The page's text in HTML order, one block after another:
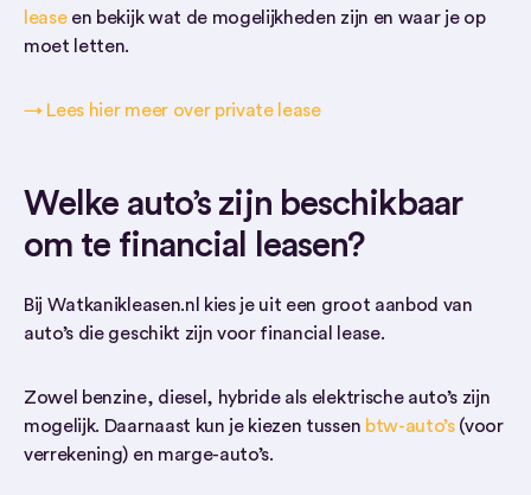
leaseen bekijk wat de mogelijkheden zijn en waar je op
moet letten.
→ Lees hier meer over private lease
Welke auto’s zijn beschikbaar
om te financial leasen?
Bij Watkanikleasen.nl kies je uit een groot aanbod van
auto’s die geschikt zijn voor financial lease.
Zowel benzine, diesel, hybride als elektrische auto’s zijn
mogelijk. Daarnaast kun je kiezen tussen btw-auto’s(voor
verrekening) en marge-auto’s.